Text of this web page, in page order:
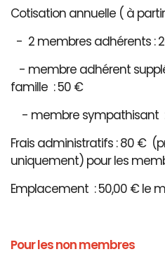
Cotisation annuelle ( à
- 2 membres adhérents :
- membre adhérent
famille : 50 €
- membre sympathisant
Frais administratifs : 80 €
uniquement) pour les
Emplacement : 50,00 € le
Pour les non membres